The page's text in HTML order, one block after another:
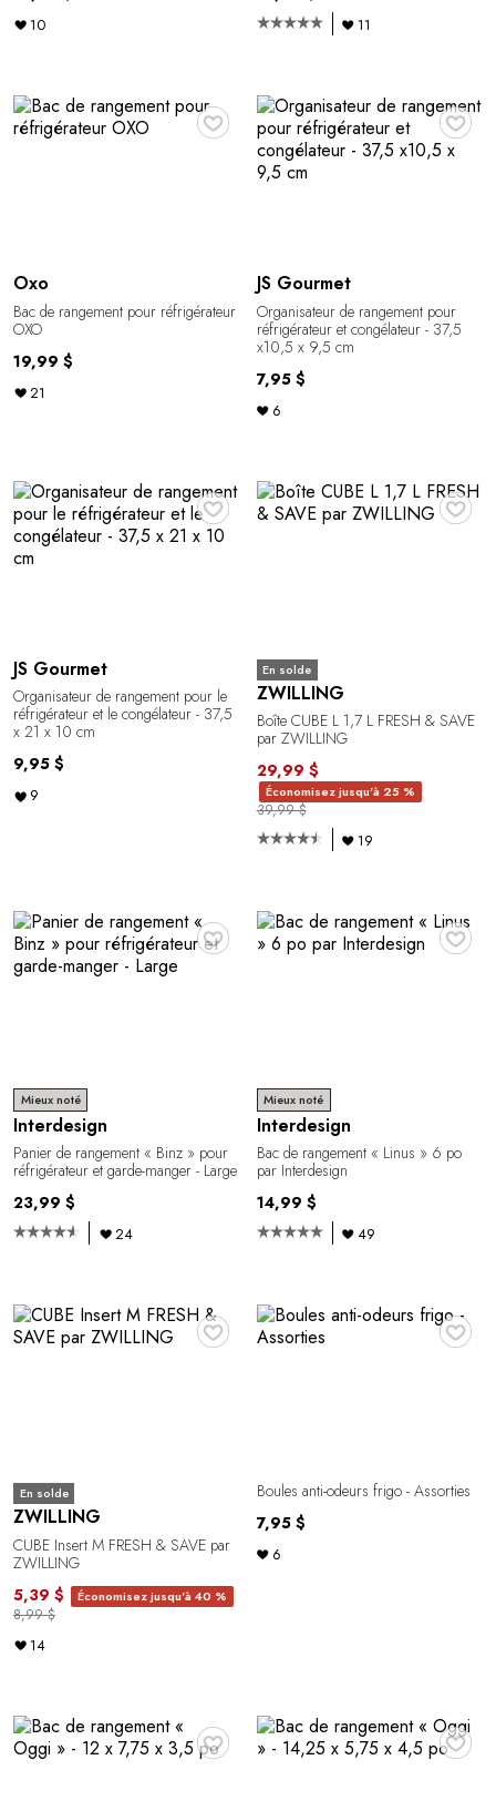
10 11
♥
Oxo
Bac de rangement pour réfrigérateur
OXO
19,99 $
21
♥
JS Gourmet
Organisateur de rangement pour
réfrigérateur et congélateur - 37,5
x10,5 x 9,5 cm
7,95 $
6
♥
JS Gourmet
Organisateur de rangement pour le
réfrigérateur et le congélateur - 37,5
x 21 x 10 cm
9,95 $
9
♥
En solde
ZWILLING
Boîte CUBE L 1,7 L FRESH & SAVE
par ZWILLING
29,99 $
Économisez jusqu'à 25 %
39,99 $
19
♥
Mieux noté
Interdesign
Panier de rangement « Binz » pour
réfrigérateur et garde-manger - Large
23,99 $
24
♥
Mieux noté
Interdesign
Bac de rangement « Linus » 6 po
par Interdesign
14,99 $
49
♥
En solde
ZWILLING
CUBE Insert M FRESH & SAVE par
ZWILLING
5,39 $
Économisez jusqu'à 40 %
8,99 $
14
♥
Boules anti-odeurs frigo - Assorties
7,95 $
6
♥ ♥